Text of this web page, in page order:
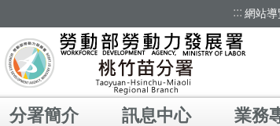
::: 網站導
分署簡介 訊息中心 業務